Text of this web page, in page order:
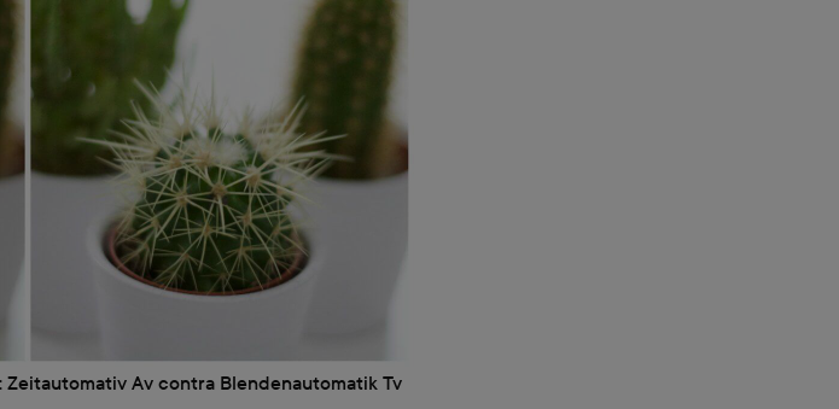
Av contra Blendenautomatik Tv